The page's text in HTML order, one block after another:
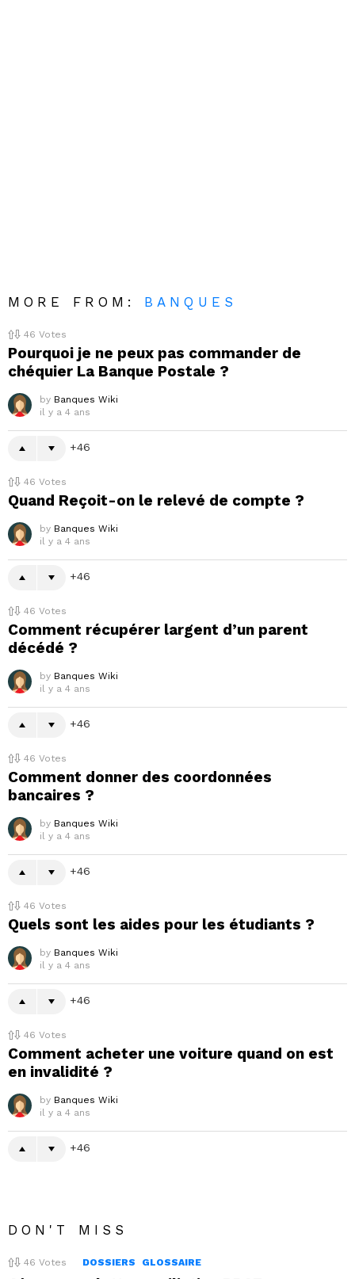
MORE FROM: BANQUES
46 Votes
Pourquoi je ne peux pas commander de
chéquier La Banque Postale ?
by Banques Wiki
il y a 4 ans
46
46 Votes
Quand Reçoit-on le relevé de compte ?
by Banques Wiki
il y a 4 ans
46
46 Votes
Comment récupérer largent d’un parent
décédé ?
by Banques Wiki
il y a 4 ans
46
46 Votes
Comment donner des coordonnées
bancaires ?
by Banques Wiki
il y a 4 ans
46
46 Votes
Quels sont les aides pour les étudiants ?
by Banques Wiki
il y a 4 ans
46
46 Votes
Comment acheter une voiture quand on est
en invalidité ?
by Banques Wiki
il y a 4 ans
46
DON'T MISS
46 Votes DOSSIERS GLOSSAIRE